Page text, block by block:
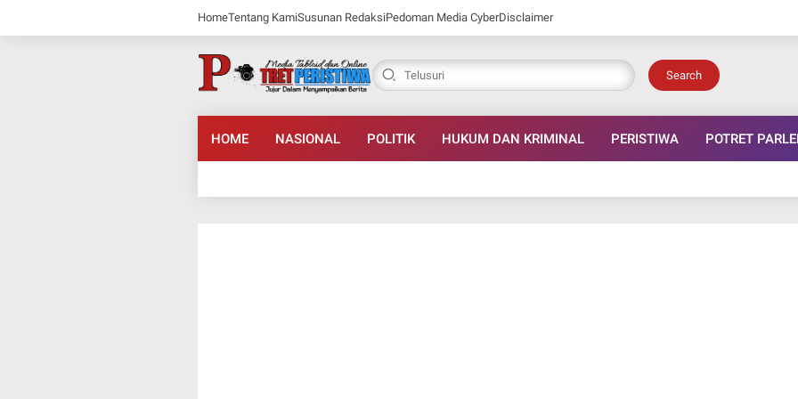
HomeTentang KamiSusunan RedaksiPedoman Media CyberDisclaimer
Search
HOME NASIONAL POLITIK HUKUM DAN KRIMINAL PERISTIWA POTRET